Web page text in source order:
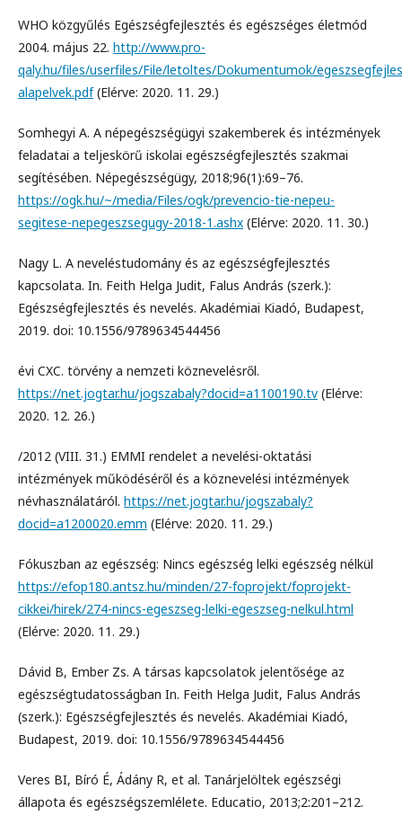
WHO közgyűlés Egészségfejlesztés és egészséges életmód
2004. május 22. http://www.pro-
qaly.hu/files/userfiles/File/letoltes/Dokumentumok/
alapelvek.pdf(Elérve: 2020. 11. 29.)
Somhegyi A. A népegészségügyi szakemberek és intézmények
feladatai a teljeskörű iskolai egészségfejlesztés szakmai
segítésében. Népegészségügy, 2018;96(1):69–76.
https://ogk.hu/~/media/Files/ogk/prevencio-tie-nepeu-
segitese-nepegeszsegugy-2018-1.ashx (Elérve: 2020. 11. 30.)
Nagy L. A neveléstudomány és az egészségfejlesztés
kapcsolata. In. Feith Helga Judit, Falus András (szerk.):
Egészségfejlesztés és nevelés. Akadémiai Kiadó, Budapest,
2019. doi: 10.1556/9789634544456
évi CXC. törvény a nemzeti köznevelésről.
https://net.jogtar.hu/jogszabaly?docid=a1100190.tv (Elérve:
2020. 12. 26.)
/2012 (VIII. 31.) EMMI rendelet a nevelési-oktatási
intézmények működéséről és a köznevelési intézmények
névhasználatáról. https://net.jogtar.hu/jogszabaly?
docid=a1200020.emm (Elérve: 2020. 11. 29.)
Fókuszban az egészség: Nincs egészség lelki egészség nélkül
https://efop180.antsz.hu/minden/27-foprojekt/foprojekt-
cikkei/hirek/274-nincs-egeszseg-lelki-egeszseg-nelkul.html
(Elérve: 2020. 11. 29.)
Dávid B, Ember Zs. A társas kapcsolatok jelentősége az
egészségtudatosságban In. Feith Helga Judit, Falus András
(szerk.): Egészségfejlesztés és nevelés. Akadémiai Kiadó,
Budapest, 2019. doi: 10.1556/9789634544456
Veres BI, Bíró É, Ádány R, et al. Tanárjelöltek egészségi
állapota és egészségszemlélete. Educatio, 2013;2:201–212.